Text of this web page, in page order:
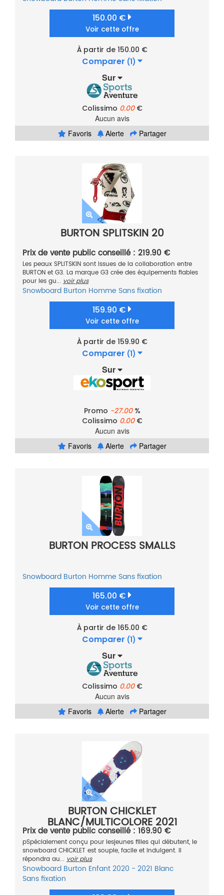
150.00 €
Voir cette offre
À partir de 150.00 €
Comparer (1)
Sur
Colissimo 0.00€
Aucun avis
Favoris
Alerte Partager
BURTON SPLITSKIN 20
Prix de vente public conseillé : 219.90 €
Les peaux SPLITSKIN sont issues de la collaboration entre
BURTON et G3. La marque G3 crée des équipements fiables
pour les gu... voir plus
Snowboard Burton Homme Sans fixation
159.90 €
Voir cette offre
À partir de 159.90 €
Comparer (1)
Sur
Promo -27.00%
Colissimo 0.00€
Aucun avis
Favoris
Alerte Partager
BURTON PROCESS SMALLS
Snowboard Burton Homme Sans fixation
165.00 €
Voir cette offre
À partir de 165.00 €
Comparer (1)
Sur
Colissimo 0.00€
Aucun avis
Favoris
Alerte Partager
BURTON CHICKLET
BLANC/MULTICOLORE 2021
Prix de vente public conseillé : 169.90 €
pSpécialement conçu pour lesjeunes filles qui débutent, le
snowboard CHICKLET est souple, facile et indulgent. Il
répondra au... voir plus
Snowboard Burton Enfant2020 - 2021 Blanc
Sans fixation